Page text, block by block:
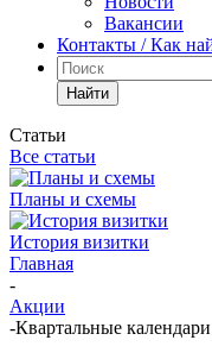
Вакансии
Контакты / Как
Найти
Статьи
Все статьи
Планы и схемы
История визитки
Главная
-
Акции
-Квартальные